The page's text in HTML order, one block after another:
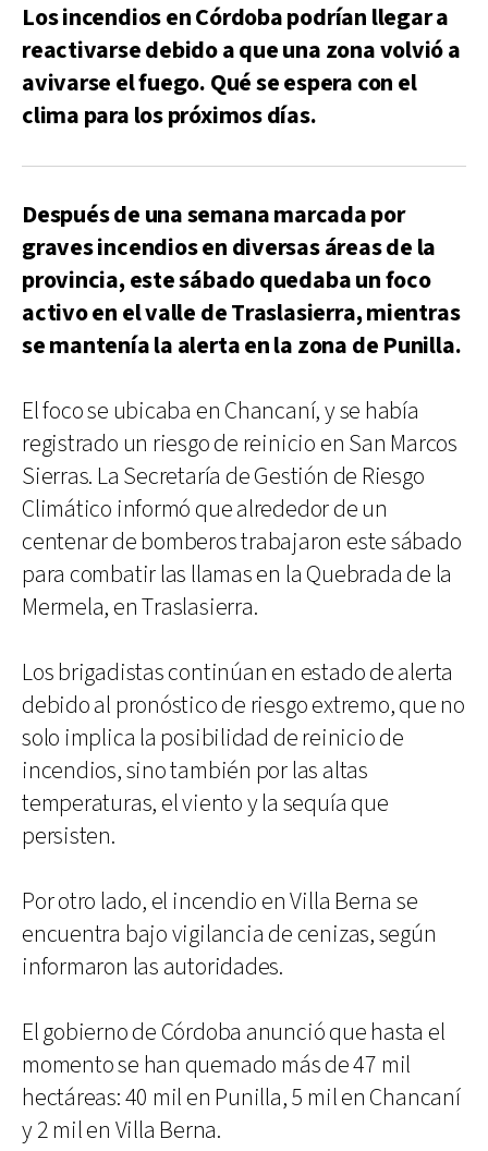
Los incendios en Córdoba podrían llegar a
reactivarse debido a que una zona volvió a
avivarse el fuego. Qué se espera con el
clima para los próximos días.
Después de una semana marcada por
graves incendios en diversas áreas de la
provincia, este sábado quedaba un foco
activo en el valle de Traslasierra, mientras
se mantenía la alerta en la zona de Punilla.
El foco se ubicaba en Chancaní, y se había
registrado un riesgo de reinicio en San Marcos
Sierras. La Secretaría de Gestión de Riesgo
Climático informó que alrededor de un
centenar de bomberos trabajaron este sábado
para combatir las llamas en la Quebrada de la
Mermela, en Traslasierra.
Los brigadistas continúan en estado de alerta
debido al pronóstico de riesgo extremo, que no
solo implica la posibilidad de reinicio de
incendios, sino también por las altas
temperaturas, el viento y la sequía que
persisten.
Por otro lado, el incendio en Villa Berna se
encuentra bajo vigilancia de cenizas, según
informaron las autoridades.
El gobierno de Córdoba anunció que hasta el
momento se han quemado más de 47 mil
hectáreas: 40 mil en Punilla, 5 mil en Chancaní
y 2 mil en Villa Berna.